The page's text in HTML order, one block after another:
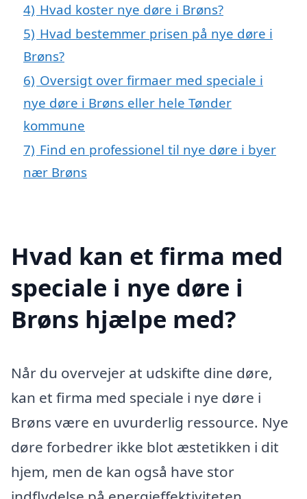
4) Hvad koster nye døre i Brøns?
5) Hvad bestemmer prisen på nye døre i
Brøns?
6) Oversigt over firmaer med speciale i
nye døre i Brøns eller hele Tønder
kommune
7) Find en professionel til nye døre i byer
nær Brøns
Hvad kan et firma med
speciale i nye døre i
Brøns hjælpe med?
Når du overvejer at udskifte dine døre,
kan et firma med speciale i nye døre i
Brøns være en uvurderlig ressource. Nye
døre forbedrer ikke blot æstetikken i dit
hjem, men de kan også have stor